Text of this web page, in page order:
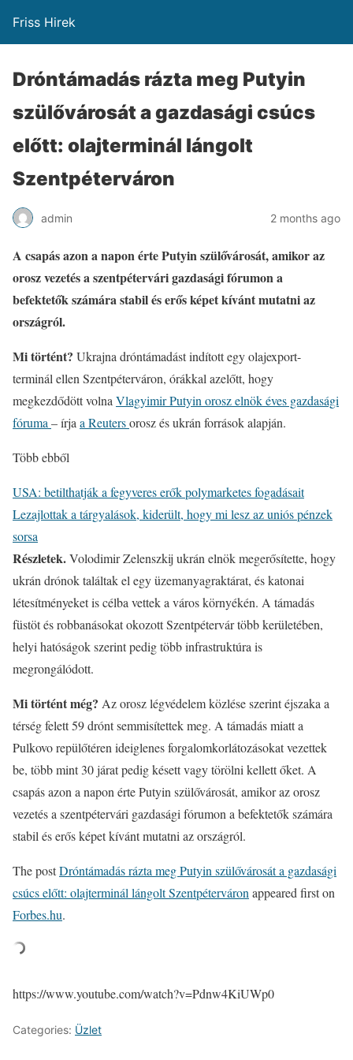
Friss Hirek
Dróntámadás rázta meg Putyin
szülővárosát a gazdasági csúcs
előtt: olajterminál lángolt
Szentpéterváron
admin 2 months ago
A csapás azon a napon érte Putyin szülővárosát, amikor az
orosz vezetés a szentpétervári gazdasági fórumon a
befektetők számára stabil és erős képet kívánt mutatni az
országról.
Mi történt? Ukrajna dróntámadást indított egy olajexport-
terminál ellen Szentpéterváron, órákkal azelőtt, hogy
megkezdődött volna Vlagyimir Putyin orosz elnök éves gazdasági
fóruma – írja a Reutersorosz és ukrán források alapján.
Több ebből
USA: betilthatják a fegyveres erők polymarketes fogadásait
Lezajlottak a tárgyalások, kiderült, hogy mi lesz az uniós pénzek
sorsa
Részletek.Volodimir Zelenszkij ukrán elnök megerősítette, hogy
ukrán drónok találtak el egy üzemanyagraktárat, és katonai
létesítményeket is célba vettek a város környékén. A támadás
füstöt és robbanásokat okozott Szentpétervár több kerületében,
helyi hatóságok szerint pedig több infrastruktúra is
megrongálódott.
Mi történt még? Az orosz légvédelem közlése szerint éjszaka a
térség felett 59 drónt semmisítettek meg. A támadás miatt a
Pulkovo repülőtéren ideiglenes forgalomkorlátozásokat vezettek
be, több mint 30 járat pedig késett vagy törölni kellett őket. A
csapás azon a napon érte Putyin szülővárosát, amikor az orosz
vezetés a szentpétervári gazdasági fórumon a befektetők számára
stabil és erős képet kívánt mutatni az országról.
The postDróntámadás rázta meg Putyin szülővárosát a gazdasági
csúcs előtt: olajterminál lángolt Szentpéterváron appeared first on
Forbes.hu.
https://www.youtube.com/watch?v=Pdnw4KiUWp0
Categories: Üzlet